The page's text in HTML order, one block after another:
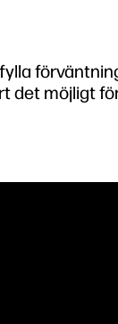
det möjligt